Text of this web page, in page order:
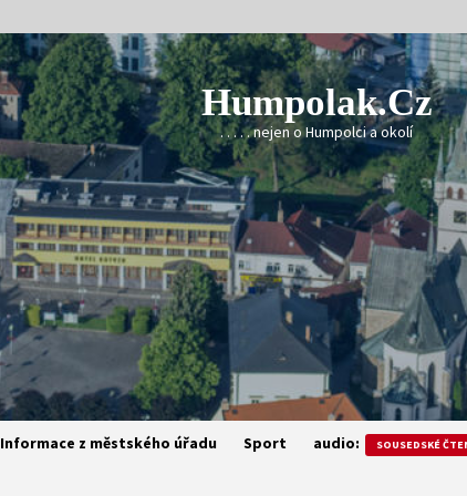
Humpolak.cz
. . . . . nejen o Humpolci a okolí
Informace z městského úřadu Sport audio: SOUSEDSKÉ